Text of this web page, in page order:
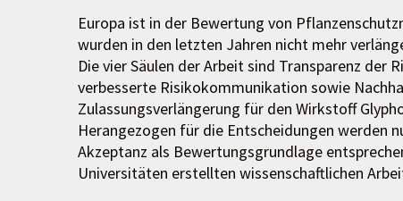
Europa ist in der Bewertung von
wurden in den letzten Jahren nicht mehr
Die vier Säulen der Arbeit sind Transparenz
verbesserte Risikokommunikation sowie
Zulassungsverlängerung für den Wirkstoff
Herangezogen für die Entscheidungen werden
Akzeptanz als Bewertungsgrundlage
Universitäten erstellten wissenschaftlichen